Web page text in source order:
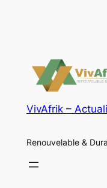
VivAfrik –
Renouvelable &